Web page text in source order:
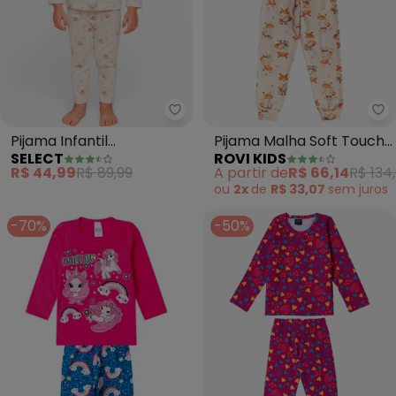
Select - Pijama Infantil
Pijama Infantil
Estampado (Bege)
SELECT
R$ 44,99R$ 89,99
Pijama Malha Soft Touch
(Bege)
ROVI KIDS
A partir deR$ 66,14R$
ou 2x de R$ 33,07 sem juros
-70% -50%